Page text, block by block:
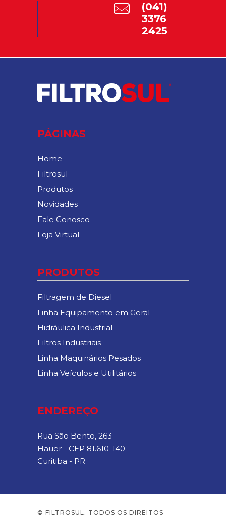
(041)
3376
2425
PÁGINAS
Home
Filtrosul
Produtos
Novidades
Fale Conosco
Loja Virtual
PRODUTOS
Filtragem de Diesel
Linha Equipamento em Geral
Hidráulica Industrial
Filtros Industriais
Linha Maquinários Pesados
Linha Veículos e Utilitários
ENDEREÇO
Rua São Bento, 263
Hauer - CEP 81.610-140
Curitiba - PR
© FILTROSUL. TODOS OS DIREITOS